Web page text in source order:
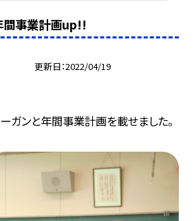
間事業計画up!!
更新日 2022/04/19
ガンと年間事業計画を載せました。